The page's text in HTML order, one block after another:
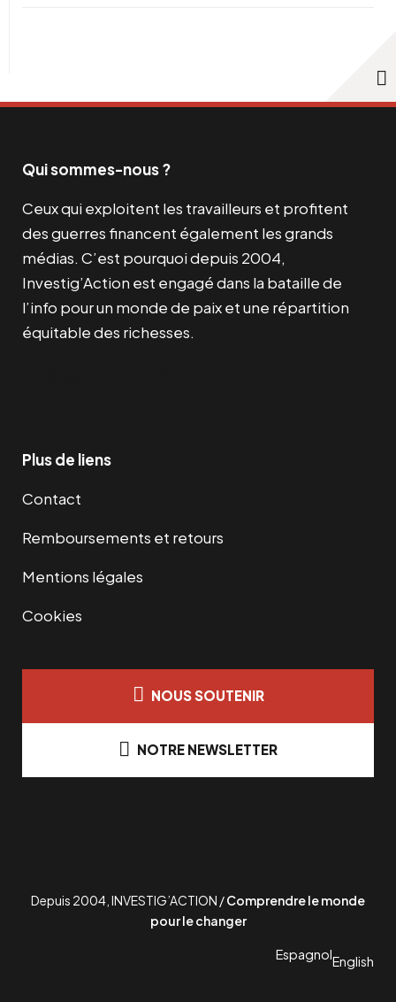
Qui sommes-nous ?
Ceux qui exploitent les travailleurs et profitent
des guerres financent également les grands
médias. C’est pourquoi depuis 2004,
Investig’Action est engagé dans la bataille de
l’info pour un monde de paix et une répartition
équitable des richesses.
Plus de liens
Contact
Remboursements et retours
Mentions légales
Cookies
NOUS SOUTENIR
NOTRE NEWSLETTER
Depuis 2004, INVESTIG’ACTION /Comprendre le monde
pour le changer
EspagnolEnglish